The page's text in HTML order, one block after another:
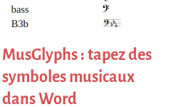
MusGlyphs : tapez des
symboles musicaux
dans Word